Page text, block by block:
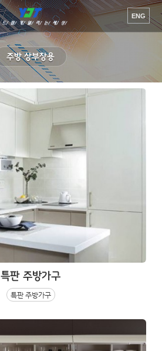
ENG
주방 상부장용
특판 주방가구
특판 주방가구